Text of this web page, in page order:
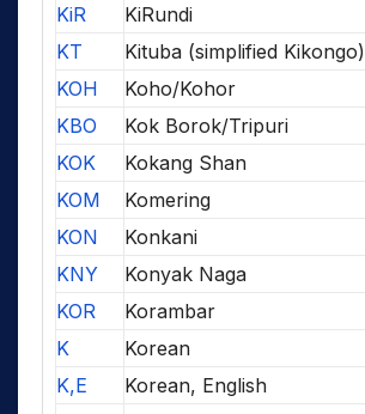
KiR
KiRundi
KT
Kituba (simplified Kikongo)
KOH
Koho/Kohor
KBO
Kok Borok/Tripuri
KOK
Kokang Shan
KOM
Komering
KON
Konkani
KNY
Konyak Naga
KOR
Korambar
K
Korean
K,E
Korean, English